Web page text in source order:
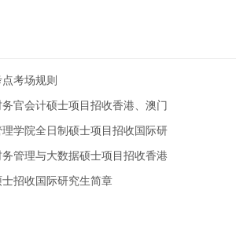
考场规则
官会计硕士项目招收香港、澳门
学院全日制硕士项目招收国际研
管理与大数据硕士项目招收香港
招收国际研究生简章